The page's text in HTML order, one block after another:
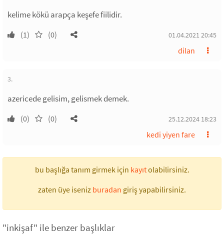
kelime kökü arapça keşefe fiilidir.
(1) (0) 01.04.2021 20:45
dilan
3.
azericede gelisim, gelismek demek.
(0) (0) 25.12.2024 18:23
kedi yiyen fare
bu başlığa tanım girmek için kayıtolabilirsiniz.
zaten üye iseniz buradan giriş yapabilirsiniz.
"inkişaf" ile benzer başlıklar